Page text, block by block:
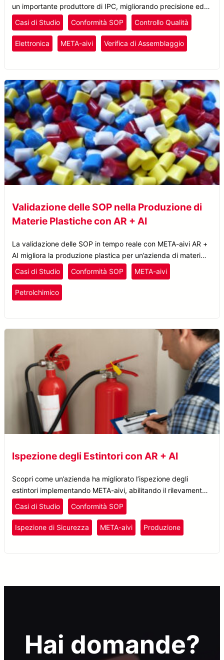
un importante produttore di IPC, migliorando precisione ed
efficienza grazie alla verifica con AR + AI.
Casi di Studio Conformità SOP Controllo Qualità
Elettronica META-aivi Verifica di Assemblaggio
Validazione delle SOP nella Produzione di
Materie Plastiche con AR + AI
La validazione delle SOP in tempo reale con META-aivi AR +
AI migliora la produzione plastica per un’azienda di materiali
ad alte prestazioni, aumentando l’efficienza e riducendo i
fermi.
Casi di Studio Conformità SOP META-aivi
Petrolchimico
Ispezione degli Estintori con AR + AI
Scopri come un’azienda ha migliorato l’ispezione degli
estintori implementando META-aivi, abilitando il rilevamento
in tempo reale dei problemi, ottimizzando i processi e
riducendo i tempi del 60%.
Casi di Studio Conformità SOP
Ispezione di Sicurezza META-aivi Produzione
Hai domande?